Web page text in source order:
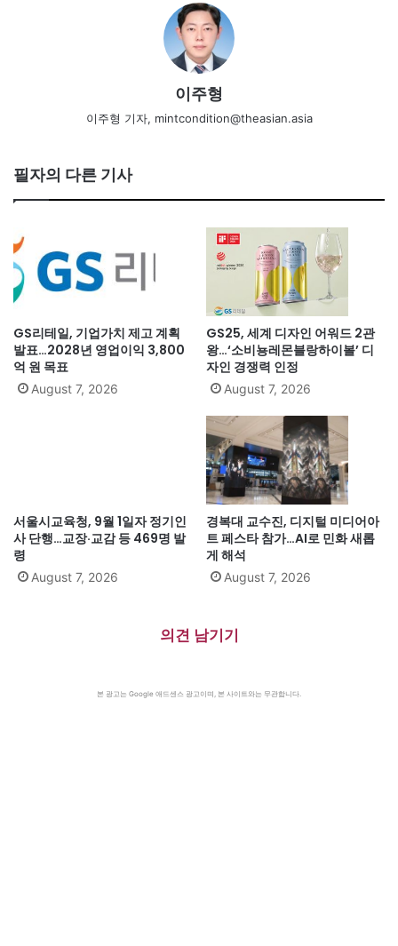
이주형
이주형 기자, mintcondition@theasian.asia
필자의 다른 기사
GS리테일, 기업가치 제고 계획
발표…2028년 영업이익 3,800
억 원 목표
August 7, 2026
GS25, 세계 디자인 어워드 2관
왕…‘소비뇽레몬블랑하이볼’ 디
자인 경쟁력 인정
August 7, 2026
서울시교육청, 9월 1일자 정기인
사 단행…교장·교감 등 469명 발
령
August 7, 2026
경복대 교수진, 디지털 미디어아
트 페스타 참가…AI로 민화 새롭
게 해석
August 7, 2026
의견 남기기
본 광고는 Google 애드센스 광고이며, 본 사이트와는 무관합니다.